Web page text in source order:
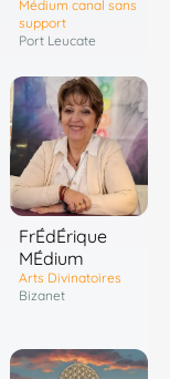
Médium canal sans
support
Port Leucate
FrÉdÉrique
MÉdium
Arts Divinatoires
Bizanet